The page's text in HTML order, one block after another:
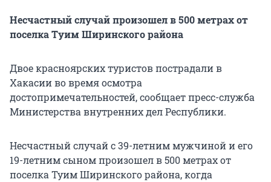
Несчастный случай произошел в 500 метрах от
поселка Туим Ширинского района
Двое красноярских туристов пострадали в
Хакасии во время осмотра
достопримечательностей, сообщает пресс-служба
Министерства внутренних дел Республики.
Несчастный случай с 39-летним мужчиной и его
19-летним сыном произошел в 500 метрах от
поселка Туим Ширинского района, когда